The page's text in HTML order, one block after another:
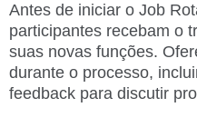
Antes de iniciar o Job
participantes recebam o
suas novas funções.
durante o processo,
feedback para discutir